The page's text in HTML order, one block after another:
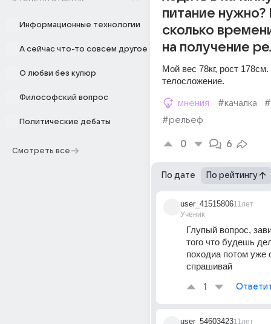
Информационные технологии
А сейчас что-то совсем другое
О любви без купюр
Философский вопрос
Политические дебаты
Смотреть все
питание нужно?
сколько
на получение
Мой вес 78кг, рост
телосложение.
мнения #качалка
#рельеф
0 6
По дате По рейтингу
user_41515806
Ученик
11лет
Глупый вопрос,
того что будешь
походиа потом уже
спрашивай
1
user_5460342311лет